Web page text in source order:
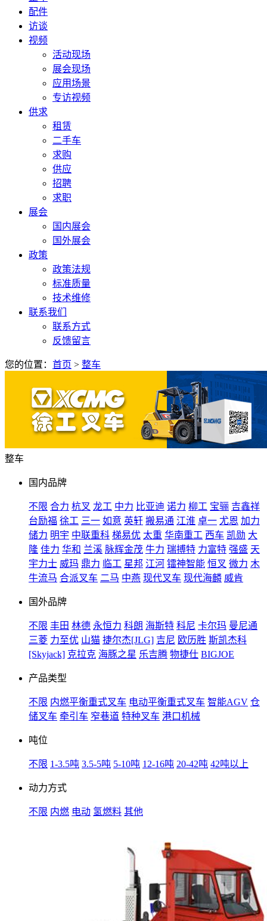
配件
访谈
视频
活动现场
展会现场
应用场景
专访视频
供求
租赁
二手车
求购
供应
招聘
求职
展会
国内展会
国外展会
政策
政策法规
标准质量
技术维修
联系我们
联系方式
反馈留言
您的位置： 首页 > 整车
整车
国内品牌
不限 合力 杭叉 龙工 中力 比亚迪 诺力 柳工 宝骊 吉鑫祥
台励福 徐工 三一 如意 英轩 搬易通 江淮 卓一 尤恩 加力
储力 明宇 中联重科 梯易优 太重 华南重工 西车 凯勋 大
隆 佳力 华和 兰溪 脉辉金茂 牛力 瑞搏特 力富特 强盛 天
宇力士 威玛 鼎力 临工 星邦 江河 镭神智能 恒叉 微力 木
牛流马 合派叉车 二马 中燕 现代叉车 现代海麟 威肯
国外品牌
不限 丰田 林德 永恒力 科朗 海斯特 科尼 卡尔玛 曼尼通
三菱 力至优 山猫 捷尔杰[JLG] 吉尼 欧历胜 斯凯杰科
[Skyjack] 克拉克 海豚之星 乐吉腾 物捷仕 BIGJOE
产品类型
不限 内燃平衡重式叉车 电动平衡重式叉车 智能AGV 仓
储叉车 牵引车 窄巷道 特种叉车 港口机械
吨位
不限 1-3.5吨 3.5-5吨 5-10吨 12-16吨 20-42吨 42吨以上
动力方式
不限 内燃 电动 氢燃料 其他